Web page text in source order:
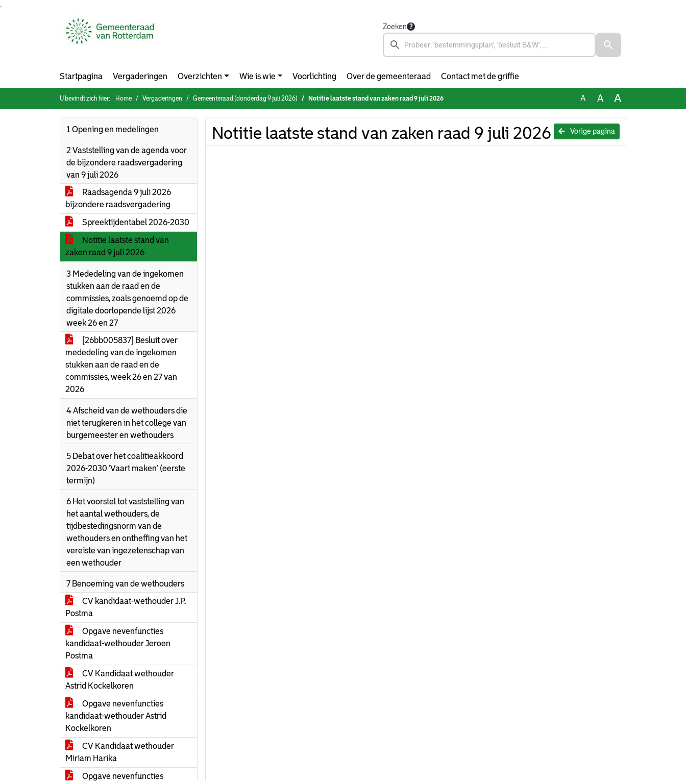
Zoeken
Startpagina Vergaderingen Overzichten Wie is wie Voorlichting Over de gemeenteraad Contact met de griffie
U bevindt zich hier: Home Vergaderingen Gemeenteraad (donderdag 9 juli 2026) Notitie laatste stand van zaken raad 9 juli 2026 A A A
1 Opening en medelingen
2 Vaststelling van de agenda voor
de bijzondere raadsvergadering
van 9 juli 2026
Raadsagenda 9 juli 2026
bijzondere raadsvergadering
Spreektijdentabel 2026-2030
Notitie laatste stand van
zaken raad 9 juli 2026
3 Mededeling van de ingekomen
stukken aan de raad en de
commissies, zoals genoemd op de
digitale doorlopende lijst 2026
week 26 en 27
[26bb005837] Besluit over
mededeling van de ingekomen
stukken aan de raad en de
commissies, week 26 en 27 van
2026
4 Afscheid van de wethouders die
niet terugkeren in het college van
burgemeester en wethouders
5 Debat over het coalitieakkoord
2026-2030 ‘Vaart maken’ (eerste
termijn)
6 Het voorstel tot vaststelling van
het aantal wethouders, de
tijdbestedingsnorm van de
wethouders en ontheffing van het
vereiste van ingezetenschap van
een wethouder
7 Benoeming van de wethouders
CV kandidaat-wethouder J.P.
Postma
Opgave nevenfuncties
kandidaat-wethouder Jeroen
Postma
CV Kandidaat wethouder
Astrid Kockelkoren
Opgave nevenfuncties
kandidaat-wethouder Astrid
Kockelkoren
CV Kandidaat wethouder
Miriam Harika
Opgave nevenfuncties
Vorige pagina
Notitie laatste stand van zaken raad 9 juli 2026